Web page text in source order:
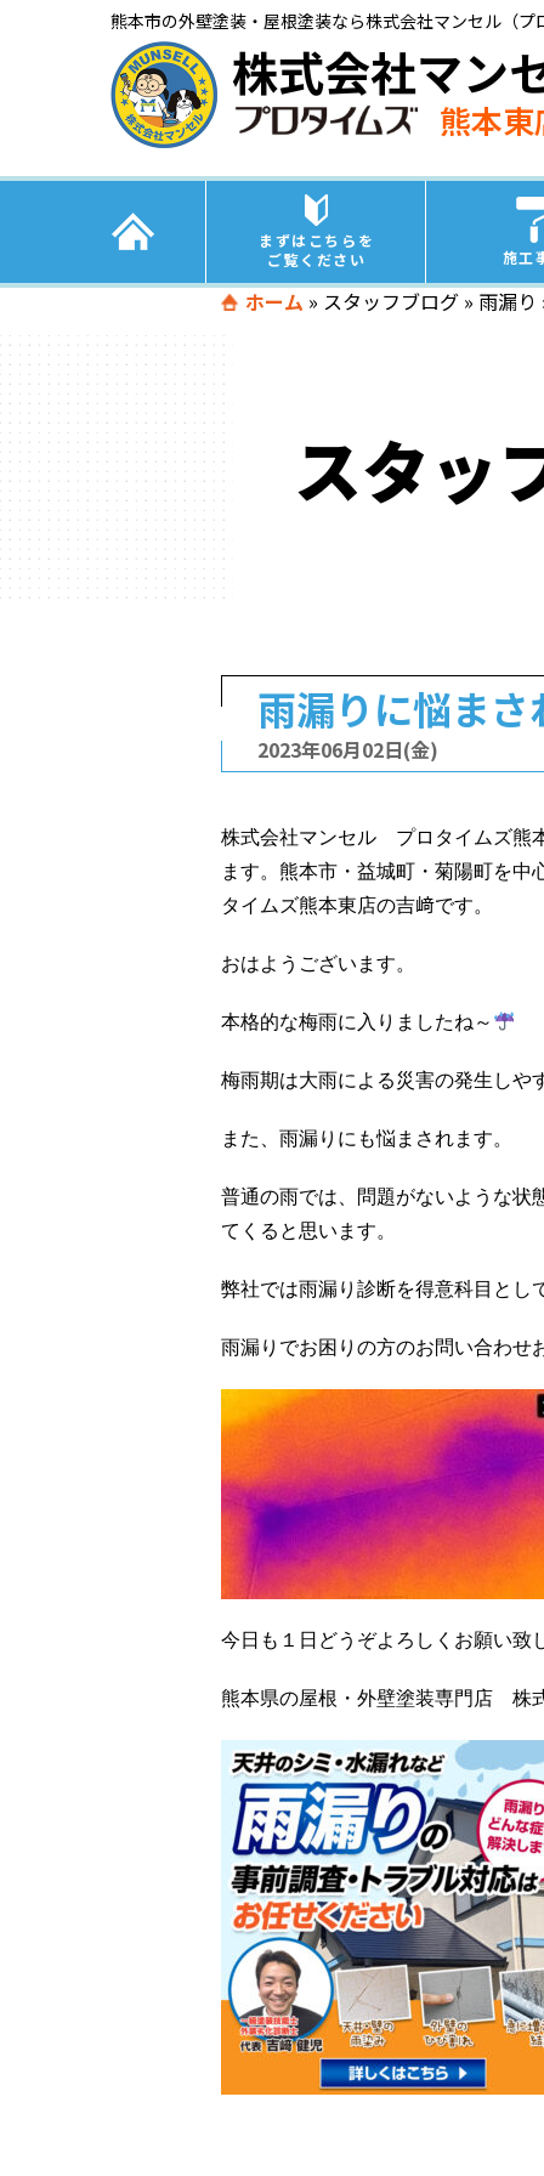
熊本市の外壁塗装・屋根塗装なら株式会社マンセル（
株式会社マン
熊本東
まずはこちらを
ご覧ください
施工
ホーム » スタッフブログ » 雨漏り
スタッ
雨漏りに悩まさ
2023年06月02日(金)
株式会社マンセル プロタイムズ熊
ます。熊本市・益城町・菊陽町を
タイムズ熊本東店の吉﨑です。
おはようございます。
本格的な梅雨に入りましたね～
梅雨期は大雨による災害の発生しや
また、雨漏りにも悩まされます。
普通の雨では、問題がないような状
てくると思います。
弊社では雨漏り診断を得意科目とし
雨漏りでお困りの方のお問い合わせ
今日も１日どうぞよろしくお願い致
熊本県の屋根・外壁塗装専門店 株